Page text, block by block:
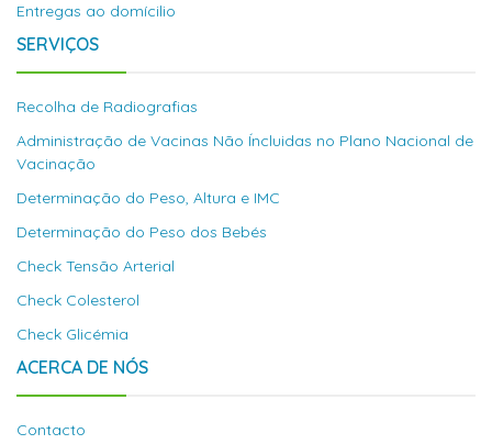
Entregas ao domícilio
SERVIÇOS
Recolha de Radiografias
Administração de Vacinas Não Íncluidas no Plano Nacional de
Vacinação
Determinação do Peso, Altura e IMC
Determinação do Peso dos Bebés
Check Tensão Arterial
Check Colesterol
Check Glicémia
ACERCA DE NÓS
Contacto